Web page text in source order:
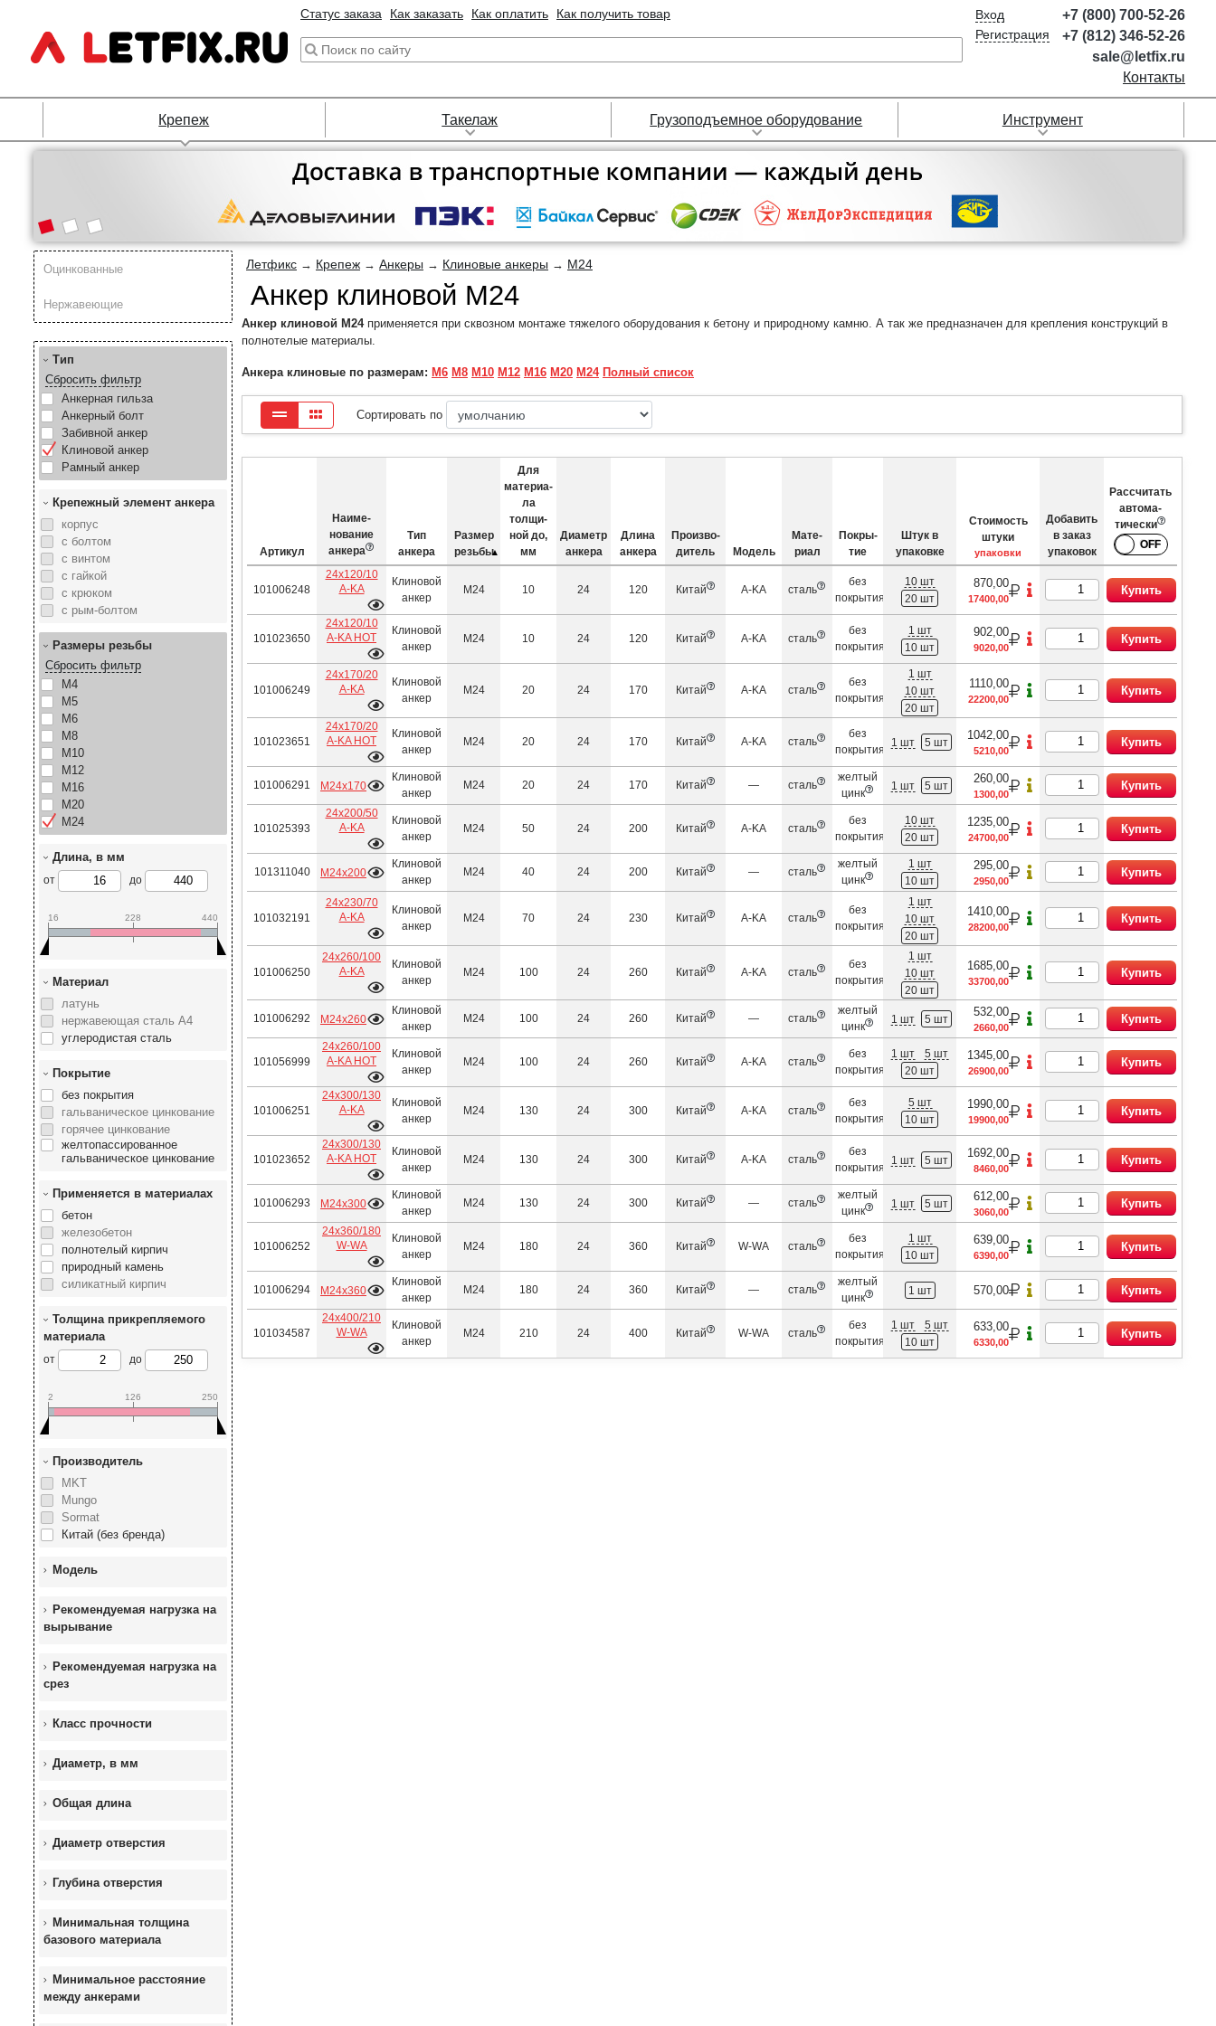
Статус заказа Как заказать Как оплатить Как получить товар
Вход
Регистрация
+7 (800) 700-52-26
+7 (812) 346-52-26
sale@letfix.ru
Контакты
Крепеж Такелаж Грузоподъемное оборудование Инструмент
Оцинкованные
Нержавеющие
Тип
Сбросить фильтр
Анкерная гильза
Анкерный болт
Забивной анкер
Клиновой анкер
Рамный анкер
Крепежный элемент анкера
корпус
с болтом
с винтом
с гайкой
с крюком
с рым-болтом
Размеры резьбы
Сбросить фильтр
М4
М5
М6
М8
М10
М12
М16
М20
М24
Длина, в мм
от до
16 228 440
Материал
латунь
нержавеющая сталь А4
углеродистая сталь
Покрытие
без покрытия
гальваническое цинкование
горячее цинкование
желтопассированное
гальваническое цинкование
Применяется в материалах
бетон
железобетон
полнотелый кирпич
природный камень
силикатный кирпич
Толщина прикрепляемого
материала
от до
2 126 250
Производитель
MKT
Mungo
Sormat
Китай (без бренда)
Модель
Рекомендуемая нагрузка на
вырывание
Рекомендуемая нагрузка на
срез
Класс прочности
Диаметр, в мм
Общая длина
Диаметр отверстия
Глубина отверстия
Минимальная толщина
базового материала
Минимальное расстояние
между анкерами
Летфикс → Крепеж → Анкеры → Клиновые анкеры → M24
Анкер клиновой M24
Анкер клиновой M24применяется при сквозном монтаже тяжелого оборудования к бетону и природному камню. А так же предназначен для крепления конструкций в
полнотелые материалы.
Анкера клиновые по размерам: М6 М8 М10 М12 М16 М20 М24 Полный список
Сортировать по
Артикул
Наиме­
нование
анкера
Тип
анкера
Размер
резьбы
Для
материа­
ла
толщи­
ной до,
мм
Диаметр
анкера
Длина
анкера
Произво­
дитель
Модель
Мате­
риал
Покры­
тие
Штук в
упаковке
Стоимость
штуки
упаковки
Добавить
в заказ
упаковок
Рассчитать
автома­
тически
101006248
24х120/10
A-KA
Клиновой
анкер
М24 10 24 120 Китай A-KA сталь
без
покрытия
10 шт
20 шт
870,00
17400,00
Купить
101023650
24х120/10
A-KA HOT
Клиновой
анкер
М24 10 24 120 Китай A-KA сталь
без
покрытия
1 шт
10 шт
902,00
9020,00
Купить
101006249
24х170/20
A-KA
Клиновой
анкер
М24 20 24 170 Китай A-KA сталь
без
покрытия
1 шт
10 шт
20 шт
1110,00
22200,00
Купить
101023651
24х170/20
A-KA HOT
Клиновой
анкер
М24 20 24 170 Китай A-KA сталь
без
покрытия
1 шт 5 шт
1042,00
5210,00
Купить
101006291 М24х170
Клиновой
анкер
М24 20 24 170 Китай — сталь
желтый
цинк
1 шт 5 шт
260,00
1300,00
Купить
101025393
24х200/50
A-KA
Клиновой
анкер
М24 50 24 200 Китай A-KA сталь
без
покрытия
10 шт
20 шт
1235,00
24700,00
Купить
101311040 М24х200
Клиновой
анкер
М24 40 24 200 Китай — сталь
желтый
цинк
1 шт
10 шт
295,00
2950,00
Купить
101032191
24х230/70
A-KA
Клиновой
анкер
М24 70 24 230 Китай A-KA сталь
без
покрытия
1 шт
10 шт
20 шт
1410,00
28200,00
Купить
101006250
24х260/100
A-KA
Клиновой
анкер
М24 100 24 260 Китай A-KA сталь
без
покрытия
1 шт
10 шт
20 шт
1685,00
33700,00
Купить
101006292 М24х260
Клиновой
анкер
М24 100 24 260 Китай — сталь
желтый
цинк
1 шт 5 шт
532,00
2660,00
Купить
101056999
24х260/100
A-KA HOT
Клиновой
анкер
М24 100 24 260 Китай A-KA сталь
без
покрытия
1 шт
5 шт
20 шт
1345,00
26900,00
Купить
101006251
24х300/130
A-KA
Клиновой
анкер
М24 130 24 300 Китай A-KA сталь
без
покрытия
5 шт
10 шт
1990,00
19900,00
Купить
101023652
24х300/130
A-KA HOT
Клиновой
анкер
М24 130 24 300 Китай A-KA сталь
без
покрытия
1 шт 5 шт
1692,00
8460,00
Купить
101006293 М24х300
Клиновой
анкер
М24 130 24 300 Китай — сталь
желтый
цинк
1 шт 5 шт
612,00
3060,00
Купить
101006252
24х360/180
W-WA
Клиновой
анкер
М24 180 24 360 Китай W-WA сталь
без
покрытия
1 шт
10 шт
639,00
6390,00
Купить
101006294 М24х360
Клиновой
анкер
М24 180 24 360 Китай — сталь
желтый
цинк
1 шт 570,00 Купить
101034587
24х400/210
W-WA
Клиновой
анкер
М24 210 24 400 Китай W-WA сталь
без
покрытия
1 шт
5 шт
10 шт
633,00
6330,00
Купить